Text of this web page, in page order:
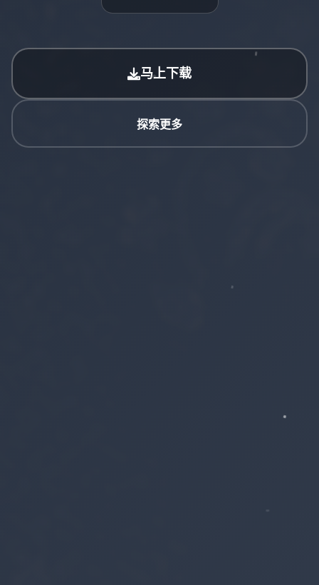
马上下载
探索更多